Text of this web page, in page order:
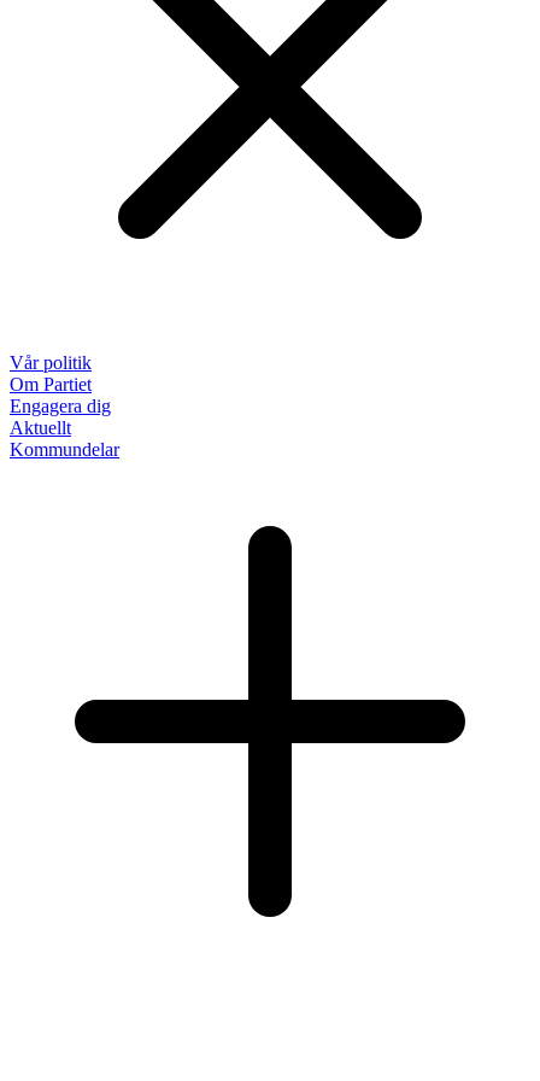
Vår politik
Om Partiet
Engagera dig
Aktuellt
Kommundelar